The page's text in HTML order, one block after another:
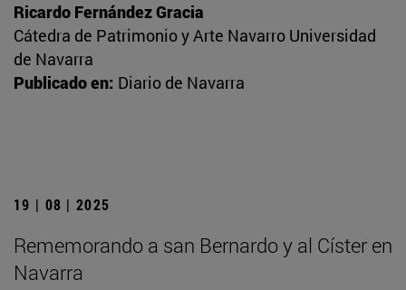
Ricardo Fernández Gracia
Cátedra de Patrimonio y Arte Navarro Universidad
de Navarra
Publicado en: Diario de Navarra
19 | 08 | 2025
Rememorando a san Bernardo y al Císter en
Navarra